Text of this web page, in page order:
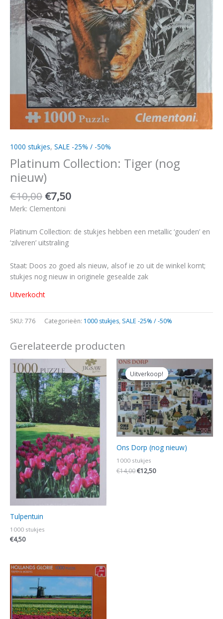
1000 stukjes, SALE -25% / -50%
Platinum Collection: Tiger (nog
nieuw)
€10,00 €7,50
Merk: Clementoni
Platinum Collection: de stukjes hebben een metallic ‘gouden’ en
‘zilveren’ uitstraling
Staat: Doos zo goed als nieuw, alsof ie zo uit de winkel komt;
stukjes nog nieuw in originele gesealde zak
Uitverkocht
SKU: 776 Categorieën: 1000 stukjes, SALE -25% / -50%
Gerelateerde producten
Tulpentuin
1000 stukjes
€4,50
Uitverkoop!
Uitverkoop!
Ons Dorp (nog nieuw)
1000 stukjes
€14,00
Oorspronkelijke
prijs
was:
€14,00.
€12,50
prijs
is:
€12,50.